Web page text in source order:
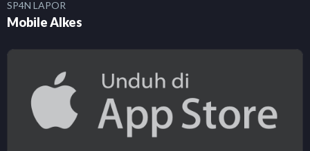
SP4N LAPOR
Mobile Alkes